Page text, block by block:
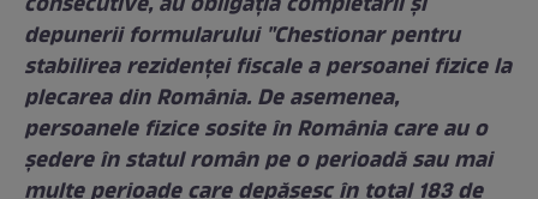
depunerii formularului "Chestionar pentru
stabilirea rezidenţei fiscale a persoanei fizice la
plecarea din România. De asemenea,
persoanele fizice sosite în România care au o
şedere în statul român pe o perioadă sau mai